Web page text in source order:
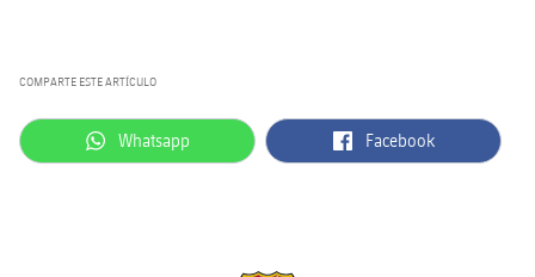
COMPARTE ESTE ARTÍCULO
label.aria.whatsapp
Whatsapp label.aria.facebook
Facebook